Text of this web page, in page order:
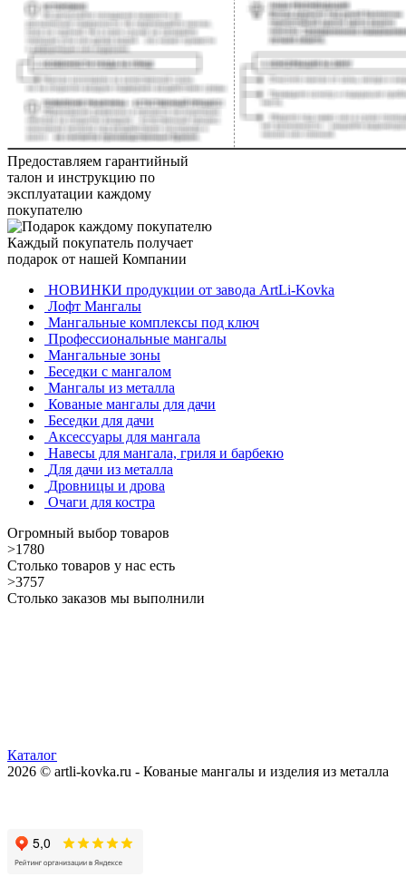
Предоставляем гарантийный
талон и инструкцию по
эксплуатации каждому
покупателю
Каждый покупатель получает
подарок от нашей Компании
НОВИНКИ продукции от завода ArtLi-Kovka
Лофт Мангалы
Мангальные комплексы под ключ
Профессиональные мангалы
Мангальные зоны
Беседки с мангалом
Мангалы из металла
Кованые мангалы для дачи
Беседки для дачи
Аксессуары для мангала
Навесы для мангала, гриля и барбекю
Для дачи из металла
Дровницы и дрова
Очаги для костра
Огромный выбор товаров
>1780
Столько товаров у нас есть
>3757
Столько заказов мы выполнили
Каталог
2026 © artli-kovka.ru - Кованые мангалы и изделия из металла